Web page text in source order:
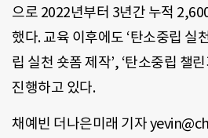
으로 2022년부터 3년간 누적
했다. 교육 이후에도 ‘탄소중립 실
립 실천 숏폼 제작’, ‘탄소중립 챌
진행하고 있다.
채예빈 더나은미래 기자